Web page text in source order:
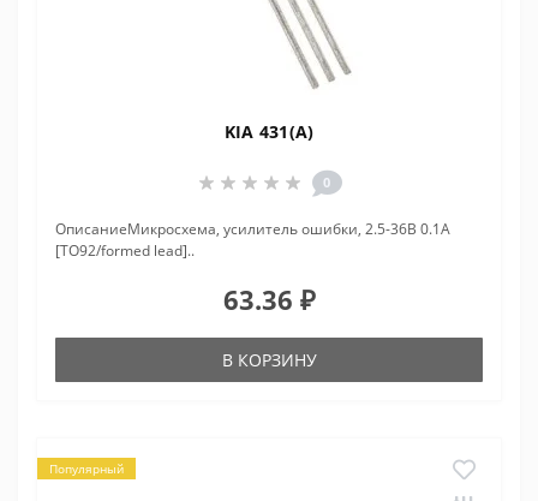
KIA 431(A)
0
ОписаниеМикросхема, усилитель ошибки, 2.5-36В 0.1А
[TO92/formed lead]..
63.36 ₽
В КОРЗИНУ
Популярный